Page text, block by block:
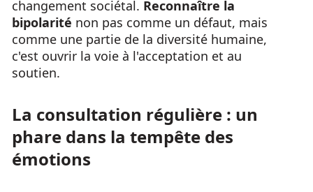
changement sociétal. Reconnaître la
bipolarité non pas comme un défaut, mais
comme une partie de la diversité humaine,
c'est ouvrir la voie à l'acceptation et au
soutien.
La consultation régulière : un
phare dans la tempête des
émotions